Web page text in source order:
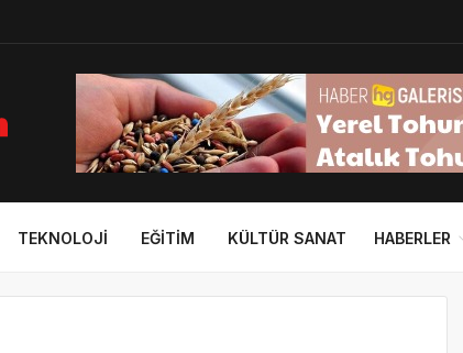
TEKNOLOJI EĞITIM KÜLTÜR SANAT HABERLER